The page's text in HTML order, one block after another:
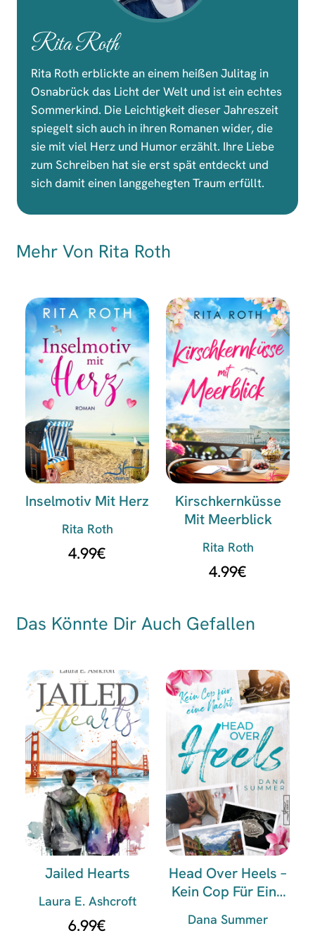
Rita Roth
Rita Roth erblickte an einem heißen Julitag in
Osnabrück das Licht der Welt und ist ein echtes
Sommerkind. Die Leichtigkeit dieser Jahreszeit
spiegelt sich auch in ihren Romanen wider, die
sie mit viel Herz und Humor erzählt. Ihre Liebe
zum Schreiben hat sie erst spät entdeckt und
sich damit einen langgehegten Traum erfüllt.
Mehr Von Rita Roth
Inselmotiv Mit Herz
Rita Roth
4.99€
Kirschkernküsse
Mit Meerblick
Rita Roth
4.99€
Das Könnte Dir Auch Gefallen
Jailed Hearts
Laura E. Ashcroft
6.99€
Head Over Heels –
Kein Cop Für Eine
Dana Summer